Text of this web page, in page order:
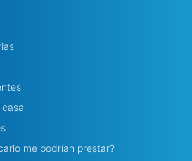
me podrían prestar?